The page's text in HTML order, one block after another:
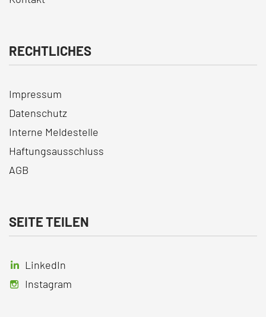
RECHTLICHES
Impressum
Datenschutz
Interne Meldestelle
Haftungsausschluss
AGB
SEITE TEILEN
LinkedIn
Instagram